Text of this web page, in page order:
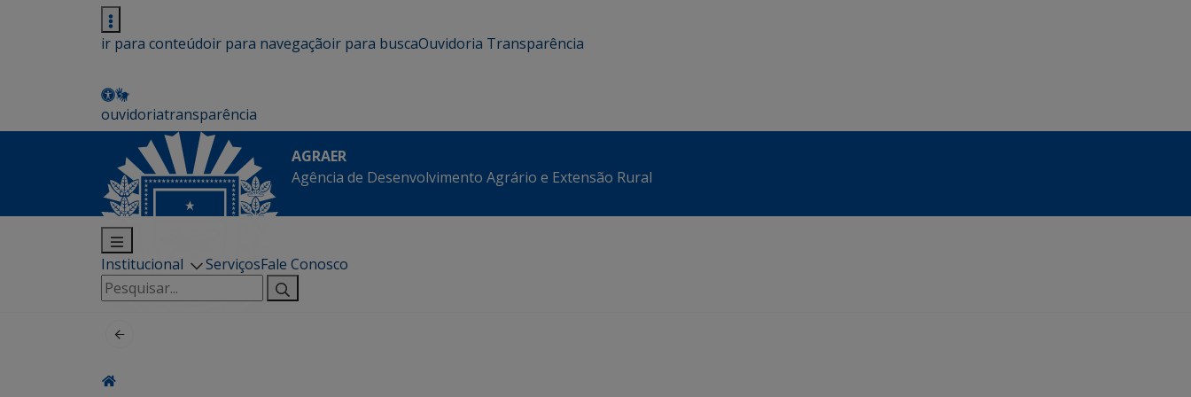
ir para conteúdoir para navegaçãoir para buscaOuvidoria Transparência
ouvidoriatransparência
AGRAER
Agência de Desenvolvimento Agrário e Extensão Rural
Institucional ServiçosFale Conosco
Pesquisar
por: